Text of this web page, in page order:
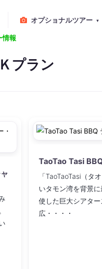
オプショナルツアー
情報
プラン
TaoTao Tasi
「TaoTaoTasi（タ
いタモン湾を背景
使した巨大シアタ
広・・・・